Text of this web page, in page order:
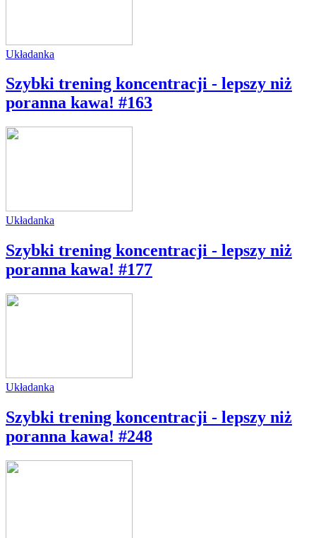
Układanka
Szybki trening koncentracji - lepszy niż
poranna kawa! #163
Układanka
Szybki trening koncentracji - lepszy niż
poranna kawa! #177
Układanka
Szybki trening koncentracji - lepszy niż
poranna kawa! #248